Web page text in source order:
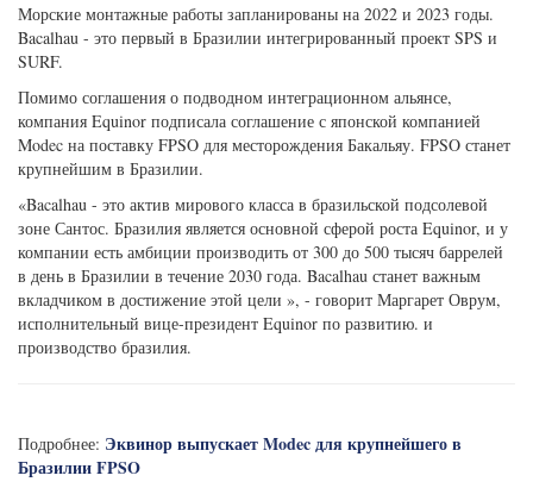
Морские монтажные работы запланированы на 2022 и 2023 годы.
Bacalhau - это первый в Бразилии интегрированный проект SPS и
SURF.
Помимо соглашения о подводном интеграционном альянсе,
компания Equinor подписала соглашение с японской компанией
Modec на поставку FPSO для месторождения Бакальяу. FPSO станет
крупнейшим в Бразилии.
«Bacalhau - это актив мирового класса в бразильской подсолевой
зоне Сантос. Бразилия является основной сферой роста Equinor, и у
компании есть амбиции производить от 300 до 500 тысяч баррелей
в день в Бразилии в течение 2030 года. Bacalhau станет важным
вкладчиком в достижение этой цели », - говорит Маргарет Оврум,
исполнительный вице-президент Equinor по развитию. и
производство бразилия.
Подробнее: Эквинор выпускает Modec для крупнейшего в
Бразилии FPSO